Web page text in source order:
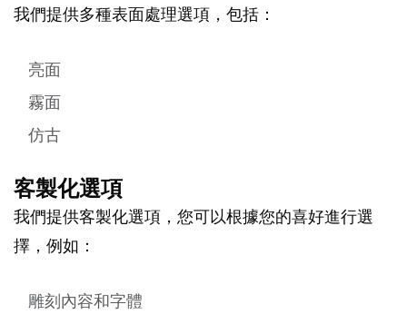
我們提供多種表面處理選項，包括：
亮面
霧面
仿古
客製化選項
我們提供客製化選項，您可以根據您的喜好進行選
擇，例如：
雕刻內容和字體